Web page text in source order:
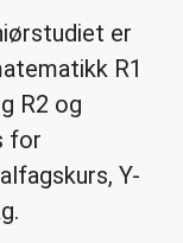
er
R1
R2 og
for
Y-